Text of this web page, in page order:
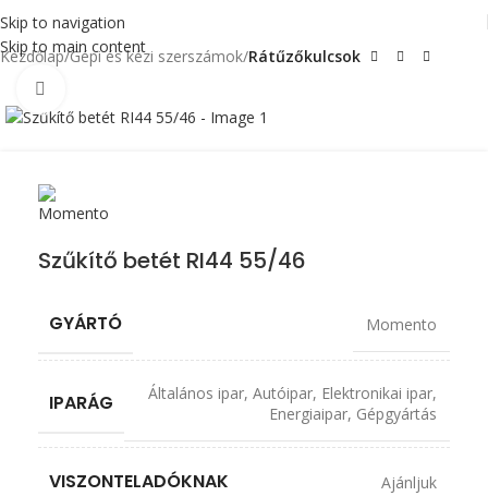
Skip to navigation
Skip to main content
Kezdőlap Gépi és kézi szerszámok Rátűzőkulcsok
Szűkítő betét RI44 55/46
GYÁRTÓ Momento
IPARÁG Általános ipar, Autóipar, Elektronikai ipar,
Energiaipar, Gépgyártás
VISZONTELADÓKNAK Ajánljuk